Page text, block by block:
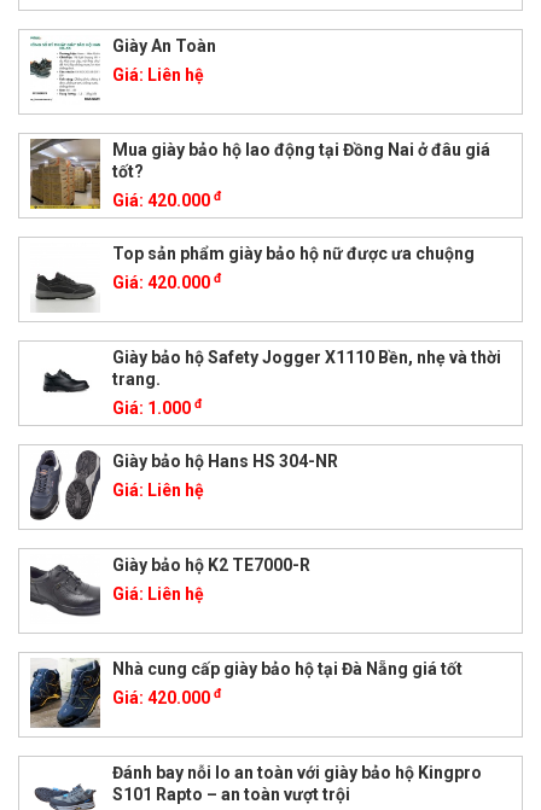
Giày An Toàn
Giá: Liên hệ
Mua giày bảo hộ lao động tại Đồng Nai ở đâu giá
tốt?
Giá: 420.000 đ
Top sản phẩm giày bảo hộ nữ được ưa chuộng
Giá: 420.000 đ
Giày bảo hộ Safety Jogger X1110 Bền, nhẹ và thời
trang.
Giá: 1.000 đ
Giày bảo hộ Hans HS 304-NR
Giá: Liên hệ
Giày bảo hộ K2 TE7000-R
Giá: Liên hệ
Nhà cung cấp giày bảo hộ tại Đà Nẵng giá tốt
Giá: 420.000 đ
Đánh bay nỗi lo an toàn với giày bảo hộ Kingpro
S101 Rapto – an toàn vượt trội